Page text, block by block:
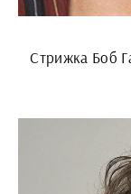
Стрижка Боб